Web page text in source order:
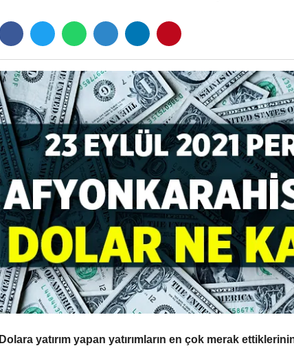
Dolara yatırım yapan yatırımların en çok merak